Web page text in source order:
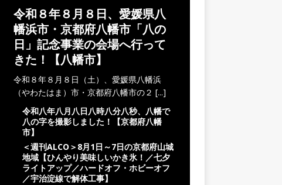
令和８年８月８日、愛媛県八
幡浜市・京都府八幡市「八の
日」記念事業の会場へ行って
きた！【八幡市】
令和８年８月８日（土）、愛媛県八幡浜
（やわたはま）市・京都府八幡市の２ [...]
令和八年八月八日八時八分八秒、八幡で
八の字を撮影しました！【京都府八幡
市】
＜週刊ALCO＞8月1日～7日の京都府山城
地域【ひんやり美味しいかき氷！／七夕
ライトアップ／ハードオフ・ホビーオフ
／宇治淀線で解体工事】